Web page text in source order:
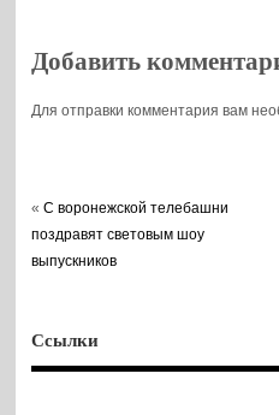
Добавить
Для отправки комментария вам
«С воронежской телебашни
поздравят световым шоу
выпускников
Ссылки